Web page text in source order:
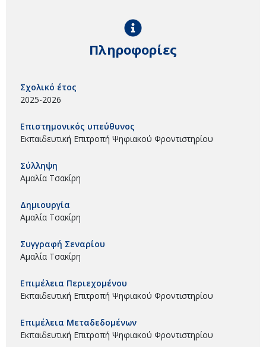
Πληροφορίες
Σχολικό έτος
2025-2026
Επιστημονικός υπεύθυνος
Εκπαιδευτική Επιτροπή Ψηφιακού Φροντιστηρίου
Σύλληψη
Αμαλία Τσακίρη
Δημιουργία
Αμαλία Τσακίρη
Συγγραφή Σεναρίου
Αμαλία Τσακίρη
Επιμέλεια Περιεχομένου
Εκπαιδευτική Επιτροπή Ψηφιακού Φροντιστηρίου
Επιμέλεια Μεταδεδομένων
Εκπαιδευτική Επιτροπή Ψηφιακού Φροντιστηρίου